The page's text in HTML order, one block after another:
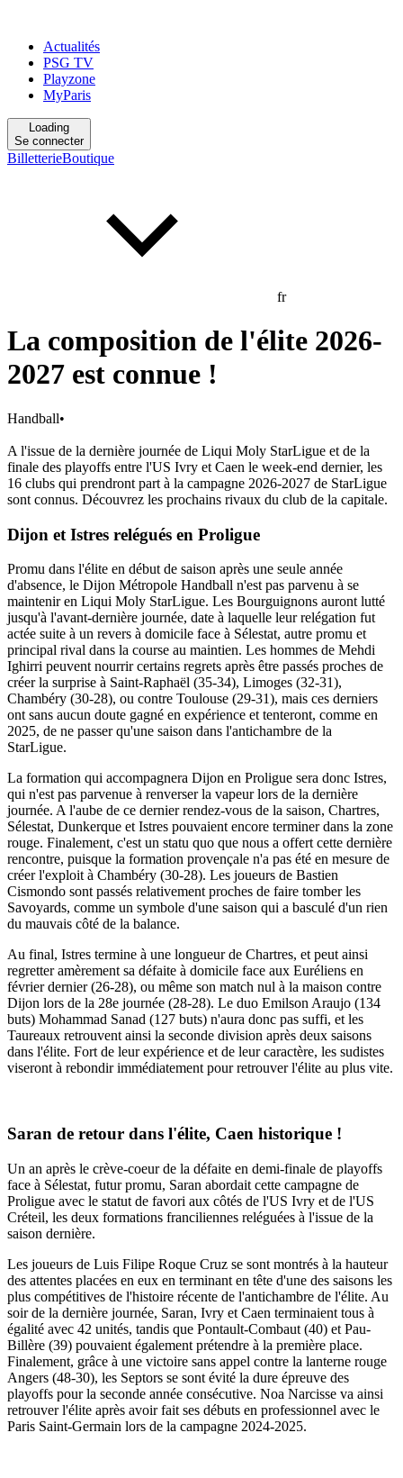
Actualités
PSG TV
Playzone
MyParis
Loading
Se connecter
BilletterieBoutique
fr
La composition de l'élite 2026-
2027 est connue !
Handball•
A l'issue de la dernière journée de Liqui Moly StarLigue et de la
finale des playoffs entre l'US Ivry et Caen le week-end dernier, les
16 clubs qui prendront part à la campagne 2026-2027 de StarLigue
sont connus. Découvrez les prochains rivaux du club de la capitale.
Dijon et Istres relégués en Proligue
Promu dans l'élite en début de saison après une seule année
d'absence, le Dijon Métropole Handball n'est pas parvenu à se
maintenir en Liqui Moly StarLigue. Les Bourguignons auront lutté
jusqu'à l'avant-dernière journée, date à laquelle leur relégation fut
actée suite à un revers à domicile face à Sélestat, autre promu et
principal rival dans la course au maintien. Les hommes de Mehdi
Ighirri peuvent nourrir certains regrets après être passés proches de
créer la surprise à Saint-Raphaël (35-34), Limoges (32-31),
Chambéry (30-28), ou contre Toulouse (29-31), mais ces derniers
ont sans aucun doute gagné en expérience et tenteront, comme en
2025, de ne passer qu'une saison dans l'antichambre de la
StarLigue.
La formation qui accompagnera Dijon en Proligue sera donc Istres,
qui n'est pas parvenue à renverser la vapeur lors de la dernière
journée. A l'aube de ce dernier rendez-vous de la saison, Chartres,
Sélestat, Dunkerque et Istres pouvaient encore terminer dans la zone
rouge. Finalement, c'est un statu quo que nous a offert cette dernière
rencontre, puisque la formation provençale n'a pas été en mesure de
créer l'exploit à Chambéry (30-28). Les joueurs de Bastien
Cismondo sont passés relativement proches de faire tomber les
Savoyards, comme un symbole d'une saison qui a basculé d'un rien
du mauvais côté de la balance.
Au final, Istres termine à une longueur de Chartres, et peut ainsi
regretter amèrement sa défaite à domicile face aux Euréliens en
février dernier (26-28), ou même son match nul à la maison contre
Dijon lors de la 28e journée (28-28). Le duo Emilson Araujo (134
buts) Mohammad Sanad (127 buts) n'aura donc pas suffi, et les
Taureaux retrouvent ainsi la seconde division après deux saisons
dans l'élite. Fort de leur expérience et de leur caractère, les sudistes
viseront à rebondir immédiatement pour retrouver l'élite au plus vite.
Saran de retour dans l'élite, Caen historique !
Un an après le crève-coeur de la défaite en demi-finale de playoffs
face à Sélestat, futur promu, Saran abordait cette campagne de
Proligue avec le statut de favori aux côtés de l'US Ivry et de l'US
Créteil, les deux formations franciliennes reléguées à l'issue de la
saison dernière.
Les joueurs de Luis Filipe Roque Cruz se sont montrés à la hauteur
des attentes placées en eux en terminant en tête d'une des saisons les
plus compétitives de l'histoire récente de l'antichambre de l'élite. Au
soir de la dernière journée, Saran, Ivry et Caen terminaient tous à
égalité avec 42 unités, tandis que Pontault-Combaut (40) et Pau-
Billère (39) pouvaient également prétendre à la première place.
Finalement, grâce à une victoire sans appel contre la lanterne rouge
Angers (48-30), les Septors se sont évité la dure épreuve des
playoffs pour la seconde année consécutive. Noa Narcisse va ainsi
retrouver l'élite après avoir fait ses débuts en professionnel avec le
Paris Saint-Germain lors de la campagne 2024-2025.